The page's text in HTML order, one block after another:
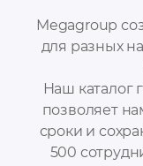
Megagroup
для разных
Наш каталог
позволяет
сроки и
500